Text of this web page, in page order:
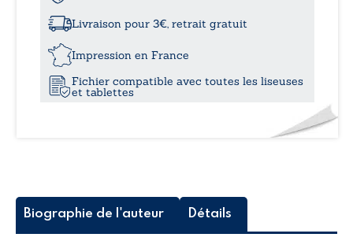
ne
pas
crue...
Livraison pour 3€, retrait gratuit
Impression en France
Fichier compatible avec toutes les liseuses
et tablettes
Biographie de l'auteur Détails